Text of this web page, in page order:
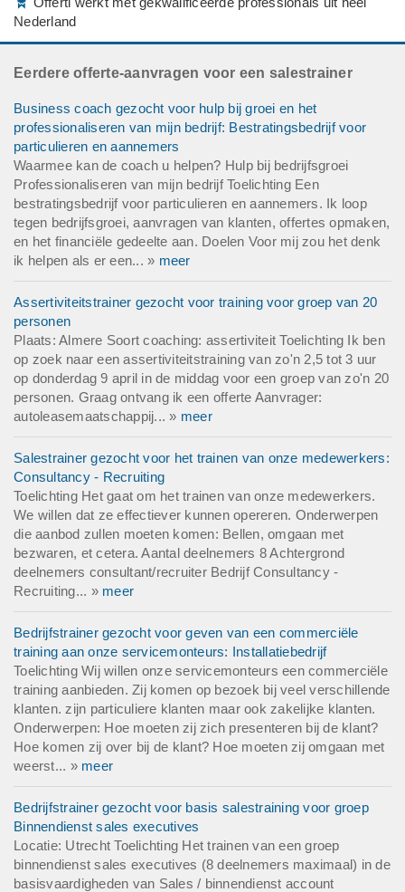
Nederland
Eerdere offerte-aanvragen voor een salestrainer
Business coach gezocht voor hulp bij groei en het
professionaliseren van mijn bedrijf: Bestratingsbedrijf voor
particulieren en aannemers
Waarmee kan de coach u helpen? Hulp bij bedrijfsgroei
Professionaliseren van mijn bedrijf Toelichting Een
bestratingsbedrijf voor particulieren en aannemers. Ik loop
tegen bedrijfsgroei, aanvragen van klanten, offertes opmaken,
en het financiële gedeelte aan. Doelen Voor mij zou het denk
ik helpen als er een... » meer
Assertiviteitstrainer gezocht voor training voor groep van 20
personen
Plaats: Almere Soort coaching: assertiviteit Toelichting Ik ben
op zoek naar een assertiviteitstraining van zo'n 2,5 tot 3 uur
op donderdag 9 april in de middag voor een groep van zo'n 20
personen. Graag ontvang ik een offerte Aanvrager:
autoleasemaatschappij... » meer
Salestrainer gezocht voor het trainen van onze medewerkers:
Consultancy - Recruiting
Toelichting Het gaat om het trainen van onze medewerkers.
We willen dat ze effectiever kunnen opereren. Onderwerpen
die aanbod zullen moeten komen: Bellen, omgaan met
bezwaren, et cetera. Aantal deelnemers 8 Achtergrond
deelnemers consultant/recruiter Bedrijf Consultancy -
Recruiting... » meer
Bedrijfstrainer gezocht voor geven van een commerciële
training aan onze servicemonteurs: Installatiebedrijf
Toelichting Wij willen onze servicemonteurs een commerciële
training aanbieden. Zij komen op bezoek bij veel verschillende
klanten. zijn particuliere klanten maar ook zakelijke klanten.
Onderwerpen: Hoe moeten zij zich presenteren bij de klant?
Hoe komen zij over bij de klant? Hoe moeten zij omgaan met
weerst... » meer
Bedrijfstrainer gezocht voor basis salestraining voor groep
Binnendienst sales executives
Locatie: Utrecht Toelichting Het trainen van een groep
binnendienst sales executives (8 deelnemers maximaal) in de
basisvaardigheden van Sales / binnendienst account